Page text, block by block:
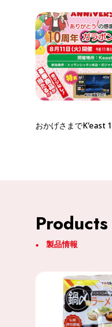
おかげさまでK’east
Products
製品情報